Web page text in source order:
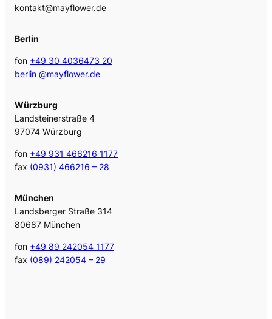
kontakt@mayflower.de
Berlin
fon +49 30 4036473 20
berlin @mayflower.de
Würzburg
Landsteinerstraße 4
97074 Würzburg
fon +49 931 466216 1177
fax (0931) 466216 – 28
München
Landsberger Straße 314
80687 München
fon +49 89 242054 1177
fax (089) 242054 – 29